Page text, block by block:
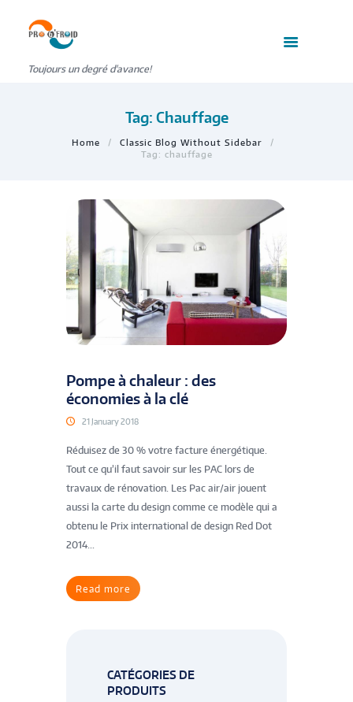
Toujours un degré d'avance!
Tag: Chauffage
Home
Classic Blog Without Sidebar
Tag: chauffage
Pompe à chaleur : des
économies à la clé
21 January 2018
Réduisez de 30 % votre facture énergétique.
Tout ce qu’il faut savoir sur les PAC lors de
travaux de rénovation. Les Pac air/air jouent
aussi la carte du design comme ce modèle qui a
obtenu le Prix international de design Red Dot
2014...
Read more
CATÉGORIES DE
PRODUITS